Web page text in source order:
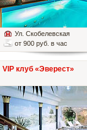
Ул. Скобелевская
от 900 руб. в час
VIP клуб «Эверест»